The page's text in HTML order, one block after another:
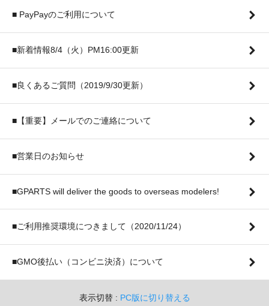
■ PayPayのご利用について
■新着情報8/4（火）PM16:00更新
■良くあるご質問（2019/9/30更新）
■【重要】メールでのご連絡について
■営業日のお知らせ
■GPARTS will deliver the goods to overseas modelers!
■ご利用推奨環境につきまして（2020/11/24）
■GMO後払い（コンビニ決済）について
表示切替 : PC版に切り替える